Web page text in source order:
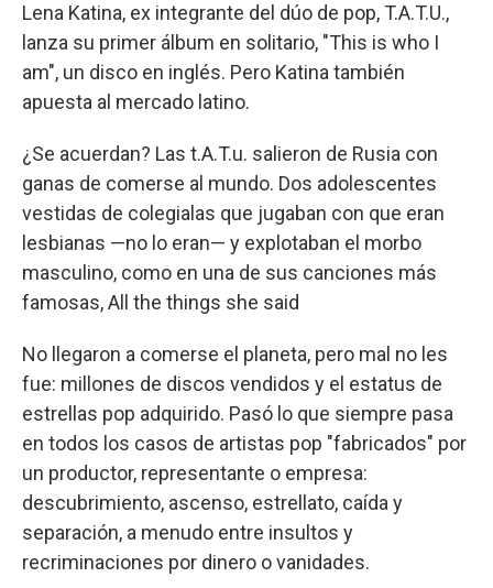
Lena Katina, ex integrante del dúo de pop, T.A.T.U.,
lanza su primer álbum en solitario, "This is who I
am", un disco en inglés. Pero Katina también
apuesta al mercado latino.
¿Se acuerdan? Las t.A.T.u. salieron de Rusia con
ganas de comerse al mundo. Dos adolescentes
vestidas de colegialas que jugaban con que eran
lesbianas —no lo eran— y explotaban el morbo
masculino, como en una de sus canciones más
famosas, All the things she said
No llegaron a comerse el planeta, pero mal no les
fue: millones de discos vendidos y el estatus de
estrellas pop adquirido. Pasó lo que siempre pasa
en todos los casos de artistas pop "fabricados" por
un productor, representante o empresa:
descubrimiento, ascenso, estrellato, caída y
separación, a menudo entre insultos y
recriminaciones por dinero o vanidades.